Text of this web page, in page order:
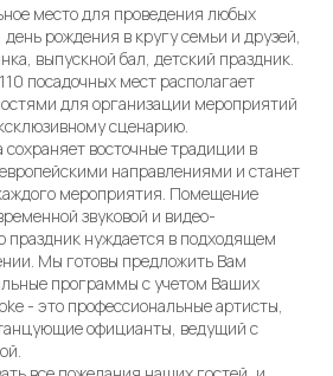
место для проведения любых
рождения в кругу семьи и друзей,
выпускной бал, детский праздник.
посадочных мест располагает
для организации мероприятий
сценарию.
сохраняет восточные традиции в
направлениями и станет
мероприятия. Помещение
звуковой и видео-
праздник нуждается в подходящем
Мы готовы предложить Вам
программы с учетом Ваших
- это профессиональные артисты,
официанты, ведущий с